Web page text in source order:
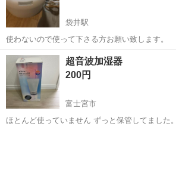
袋井駅
使わないので使って下さる方お願い致します。
静岡 袋井市 袋井駅 季節、空調家電
超音波加湿器
200円
富士宮市
ほとんど使っていません ずっと保管してました。